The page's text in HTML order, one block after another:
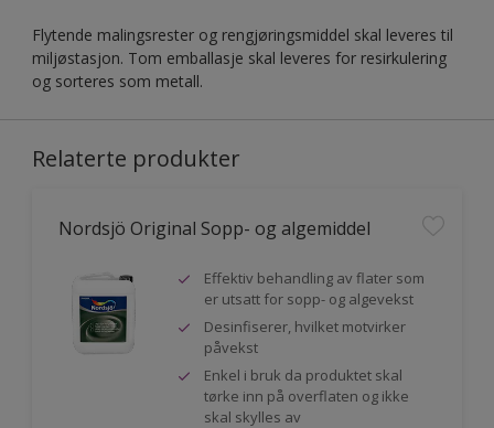
Flytende malingsrester og rengjøringsmiddel skal leveres til
miljøstasjon. Tom emballasje skal leveres for resirkulering
og sorteres som metall.
Relaterte produkter
Nordsjö Original Sopp- og algemiddel
Effektiv behandling av flater som
er utsatt for sopp- og algevekst
Desinfiserer, hvilket motvirker
påvekst
Enkel i bruk da produktet skal
tørke inn på overflaten og ikke
skal skylles av